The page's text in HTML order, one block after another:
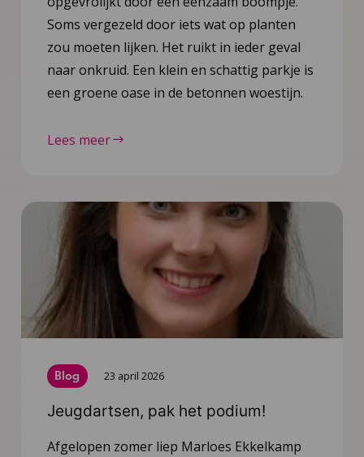
Soms vergezeld door iets wat op planten
zou moeten lijken. Het ruikt in ieder geval
naar onkruid. Een klein en schattig parkje is
een groene oase in de betonnen woestijn.
Lees meer
Blog 23 april 2026
Jeugdartsen, pak het podium!
Afgelopen zomer liep Marloes Ekkelkamp